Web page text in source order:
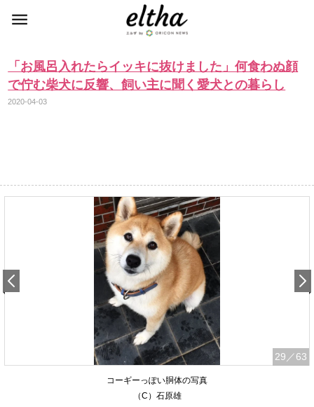
「お風呂入れたらイッキに抜けました」何食わぬ顔
で佇む柴犬に反響、飼い主に聞く愛犬との暮らし
2020-04-03
29 ／63
コーギーっぽい胴体の写真
（C）石原雄